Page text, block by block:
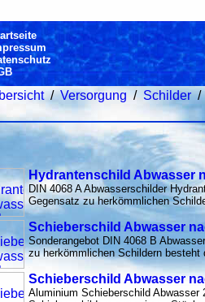
/Versorgung / Schilder
Hydrantenschild Abwasser
DIN 4068 A Abwasserschilder
Gegensatz zu herkömmlichen
Schieberschild Abwasser
Sonderangebot DIN 4068 B
zu herkömmlichen Schildern
Schieberschild Abwasser
Aluminium Schieberschild